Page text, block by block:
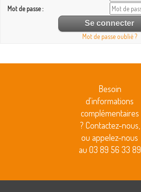
Mot de passe :
Mot de passe oublié ?
Besoin
d'informations
complémentaires
? Contactez-nous,
ou appelez-nous
au 03 89 56 33 89